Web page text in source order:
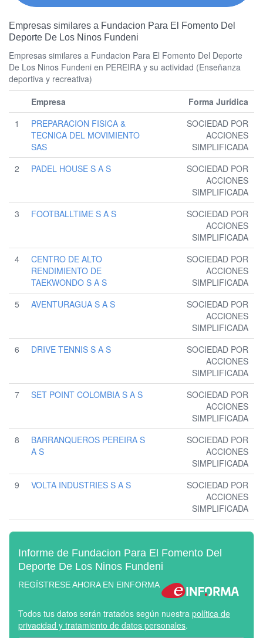
Empresas similares a Fundacion Para El Fomento Del
Deporte De Los Ninos Fundeni
Empresas similares a Fundacion Para El Fomento Del Deporte
De Los Ninos Fundeni en PEREIRA y su actividad (Enseñanza
deportiva y recreativa)
Empresa
Forma Jurídica
1
PREPARACION FISICA &
TECNICA DEL MOVIMIENTO
SAS
SOCIEDAD POR
ACCIONES
SIMPLIFICADA
2
PADEL HOUSE S A S
SOCIEDAD POR
ACCIONES
SIMPLIFICADA
3
FOOTBALLTIME S A S
SOCIEDAD POR
ACCIONES
SIMPLIFICADA
4
CENTRO DE ALTO
RENDIMIENTO DE
TAEKWONDO S A S
SOCIEDAD POR
ACCIONES
SIMPLIFICADA
5
AVENTURAGUA S A S
SOCIEDAD POR
ACCIONES
SIMPLIFICADA
6
DRIVE TENNIS S A S
SOCIEDAD POR
ACCIONES
SIMPLIFICADA
7
SET POINT COLOMBIA S A S
SOCIEDAD POR
ACCIONES
SIMPLIFICADA
8
BARRANQUEROS PEREIRA S
A S
SOCIEDAD POR
ACCIONES
SIMPLIFICADA
9
VOLTA INDUSTRIES S A S
SOCIEDAD POR
ACCIONES
SIMPLIFICADA
Informe de Fundacion Para El Fomento Del
Deporte De Los Ninos Fundeni
REGÍSTRESE AHORA EN EINFORMA
Todos tus datos serán tratados según nuestra política de
privacidad y tratamiento de datos personales.